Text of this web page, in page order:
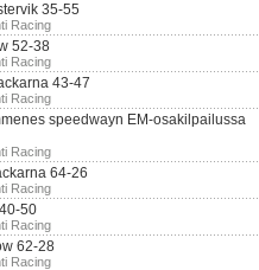
35-55
Racing
52-38
Racing
43-47
Racing
speedwayn EM-osakilpailussa
Racing
64-26
Racing
50
Racing
62-28
Racing